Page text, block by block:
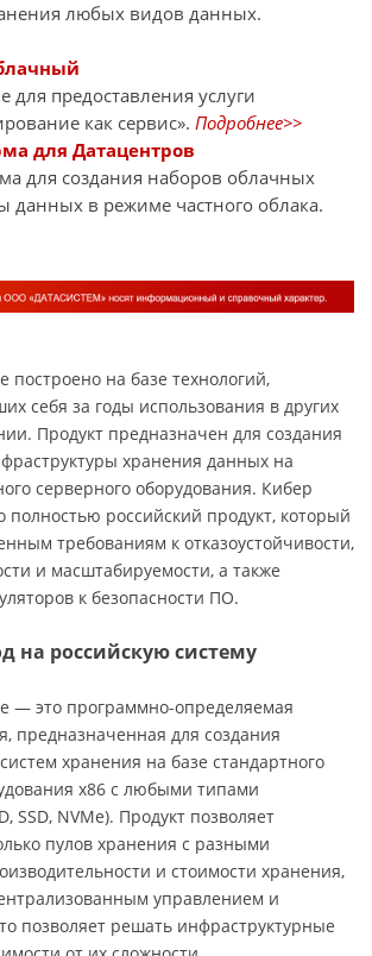
любых видов данных.
для предоставления услуги
как сервис». Подробнее>>
для Датацентров
для создания наборов облачных
данных в режиме частного облака.
на базе технологий,
себя за годы использования в других
Продукт предназначен для создания
хранения данных на
серверного оборудования. Кибер
российский продукт, который
требованиям к отказоустойчивости,
и масштабируемости, а также
к безопасности ПО.
на российскую систему
— это программно-определяемая
предназначенная для создания
хранения на базе стандартного
x86 с любыми типами
SSD, NVMe). Продукт позволяет
пулов хранения с разными
и стоимости хранения,
управлением и
позволяет решать инфраструктурные